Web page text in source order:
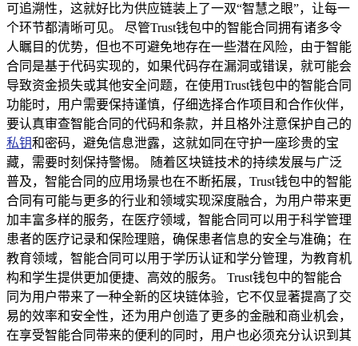
可追溯性，这就好比为供应链装上了一双“智慧之眼”，让每一
个环节都清晰可见。 尽管Trust钱包中的智能合同拥有诸多令
人瞩目的优势，但也不可避免地存在一些潜在风险，由于智能
合同是基于代码实现的，如果代码存在漏洞或错误，就可能会
导致资金损失或其他安全问题，在使用Trust钱包中的智能合同
功能时，用户需要保持谨慎，仔细选择合作项目和合作伙伴，
要认真审查智能合同的代码和条款，并且格外注意保护自己的
私钥和密码，避免信息泄露，这就如同在守护一座珍贵的宝
藏，需要时刻保持警惕。 随着区块链技术的持续发展与广泛
普及，智能合同的应用场景也在不断拓展，Trust钱包中的智能
合同有可能与更多的行业和领域实现深度融合，为用户带来更
加丰富多样的服务，在医疗领域，智能合同可以用于科学管理
患者的医疗记录和保险理赔，确保患者信息的安全与准确；在
教育领域，智能合同可以用于学历认证和学分管理，为教育机
构和学生提供更加便捷、高效的服务。 Trust钱包中的智能合
同为用户带来了一种全新的区块链体验，它不仅显著提高了交
易的效率和安全性，还为用户创造了更多的金融和商业机会，
在享受智能合同带来的便利的同时，用户也必须充分认识到其